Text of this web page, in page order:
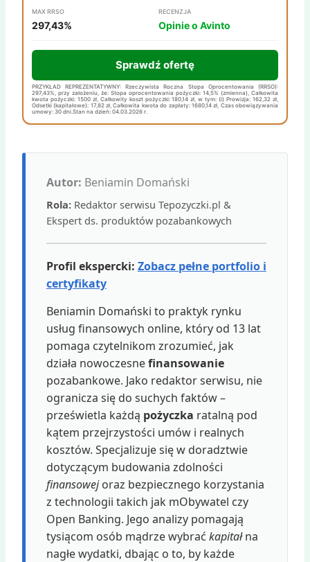
MAX RRSO
297,43%
RECENZJA
Opinie o Avinto
Sprawdź ofertę
PRZYKŁAD REPREZENTATYWNY: Rzeczywista Roczna Stopa Oprocentowania (RRSO):
297,43%, przy założeniu, że: Stopa oprocentowania pożyczki: 14,5% (zmienna), Całkowita
kwota pożyczki: 1500 zł, Całkowity koszt pożyczki: 180,14 zł, w tym: (i) Prowizja: 162,32 zł,
Odsetki (kapitałowe): 17,82 zł, Całkowita kwota do zapłaty: 1680,14 zł, Czas obowiązywania
umowy: 30 dni.Stan na dzień: 04.03.2026 r.
Autor: Beniamin Domański
Rola: Redaktor serwisu Tepozyczki.pl &
Ekspert ds. produktów pozabankowych
Profil ekspercki: Zobacz pełne portfolio i
certyfikaty
Beniamin Domański to praktyk rynku
usług finansowych online, który od 13 lat
pomaga czytelnikom zrozumieć, jak
działa nowoczesnefinansowanie
pozabankowe. Jako redaktor serwisu, nie
ogranicza się do suchych faktów –
prześwietla każdą pożyczka ratalną pod
kątem przejrzystości umów i realnych
kosztów. Specjalizuje się w doradztwie
dotyczącym budowania zdolności
finansowejoraz bezpiecznego korzystania
z technologii takich jak mObywatel czy
Open Banking. Jego analizy pomagają
tysiącom osób mądrze wybrać kapitałna
nagłe wydatki, dbając o to, by każde